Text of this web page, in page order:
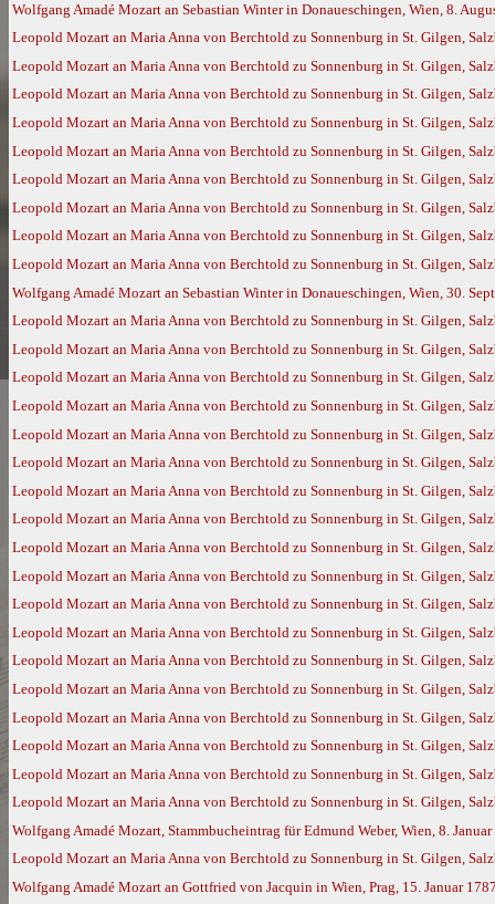
Wolfgang Amadé Mozart an Sebastian Winter in Donaueschingen, Wien, 8.
Leopold Mozart an Maria Anna von Berchtold zu Sonnenburg in St. Gilgen,
Leopold Mozart an Maria Anna von Berchtold zu Sonnenburg in St. Gilgen,
Leopold Mozart an Maria Anna von Berchtold zu Sonnenburg in St. Gilgen,
Leopold Mozart an Maria Anna von Berchtold zu Sonnenburg in St. Gilgen,
Leopold Mozart an Maria Anna von Berchtold zu Sonnenburg in St. Gilgen,
Leopold Mozart an Maria Anna von Berchtold zu Sonnenburg in St. Gilgen,
Leopold Mozart an Maria Anna von Berchtold zu Sonnenburg in St. Gilgen,
Leopold Mozart an Maria Anna von Berchtold zu Sonnenburg in St. Gilgen,
Leopold Mozart an Maria Anna von Berchtold zu Sonnenburg in St. Gilgen,
Wolfgang Amadé Mozart an Sebastian Winter in Donaueschingen, Wien, 30.
Leopold Mozart an Maria Anna von Berchtold zu Sonnenburg in St. Gilgen,
Leopold Mozart an Maria Anna von Berchtold zu Sonnenburg in St. Gilgen,
Leopold Mozart an Maria Anna von Berchtold zu Sonnenburg in St. Gilgen,
Leopold Mozart an Maria Anna von Berchtold zu Sonnenburg in St. Gilgen,
Leopold Mozart an Maria Anna von Berchtold zu Sonnenburg in St. Gilgen,
Leopold Mozart an Maria Anna von Berchtold zu Sonnenburg in St. Gilgen,
Leopold Mozart an Maria Anna von Berchtold zu Sonnenburg in St. Gilgen,
Leopold Mozart an Maria Anna von Berchtold zu Sonnenburg in St. Gilgen,
Leopold Mozart an Maria Anna von Berchtold zu Sonnenburg in St. Gilgen,
Leopold Mozart an Maria Anna von Berchtold zu Sonnenburg in St. Gilgen,
Leopold Mozart an Maria Anna von Berchtold zu Sonnenburg in St. Gilgen,
Leopold Mozart an Maria Anna von Berchtold zu Sonnenburg in St. Gilgen,
Leopold Mozart an Maria Anna von Berchtold zu Sonnenburg in St. Gilgen,
Leopold Mozart an Maria Anna von Berchtold zu Sonnenburg in St. Gilgen,
Leopold Mozart an Maria Anna von Berchtold zu Sonnenburg in St. Gilgen,
Leopold Mozart an Maria Anna von Berchtold zu Sonnenburg in St. Gilgen,
Leopold Mozart an Maria Anna von Berchtold zu Sonnenburg in St. Gilgen,
Leopold Mozart an Maria Anna von Berchtold zu Sonnenburg in St. Gilgen,
Wolfgang Amadé Mozart, Stammbucheintrag für Edmund Weber, Wien, 8.
Leopold Mozart an Maria Anna von Berchtold zu Sonnenburg in St. Gilgen,
Wolfgang Amadé Mozart an Gottfried von Jacquin in Wien, Prag, 15. Januar